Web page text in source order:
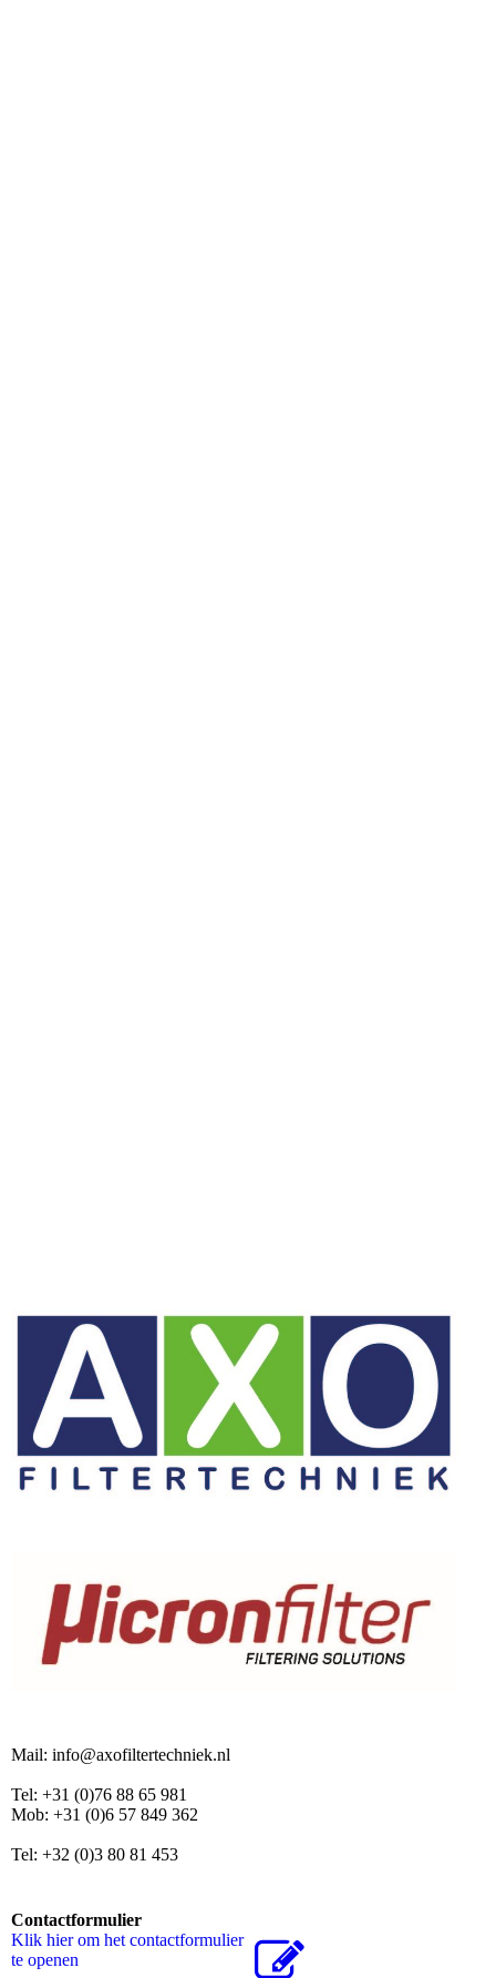
Mail: info@axofiltertechniek.nl
Tel: +31 (0)76 88 65 981
Mob: +31 (0)6 57 849 362
Tel: +32 (0)3 80 81 453
Contactformulier
Klik hier om het contactformulier
te openen